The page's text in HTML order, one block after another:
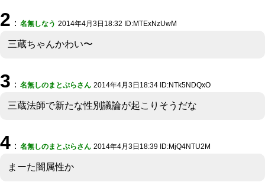
2 ： 名無しなう 2014年4月3日18:32 ID:MTExNzUwM
三蔵ちゃんかわい〜
3 ： 名無しのまとぷらさん 2014年4月3日18:34 ID:NTk5NDQxO
三蔵法師で新たな性別議論が起こりそうだな
4 ： 名無しのまとぷらさん 2014年4月3日18:39 ID:MjQ4NTU2M
まーた闇属性か